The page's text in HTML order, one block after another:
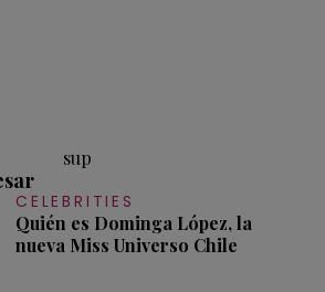
sup
CELEBRITIES
Quién es Dominga López, la
nueva Miss Universo Chile